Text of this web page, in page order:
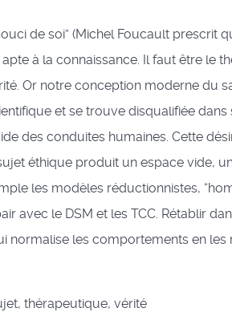
de soi” (Michel Foucault prescrit
à la connaissance. Il faut être le
Or notre conception moderne du
et se trouve disqualifiée dans
des conduites humaines. Cette
éthique produit un espace vide,
les modèles réductionnistes,
avec le DSM et les TCC. Rétablir
normalise les comportements en
thérapeutique, vérité